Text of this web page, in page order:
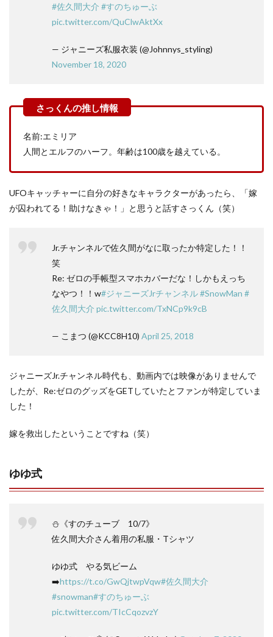
#佐久間大介 #すのちゅーぶ
pic.twitter.com/QuClwAktXx
— ジャニーズ私服衣装 (@Johnnys_styling)
November 18, 2020
名前:エミリア
人間とエルフのハーフ。年齢は100歳を越えている。
UFOキャッチャーに自分の好きなキャラクターがあったら、「嫁
が囚われてる！助けなきゃ！」と思うと話すさっくん（笑）
Jr.チャンネルで佐久間がなに取ったか特定した！！
笑
Re: ゼロの手帳型スマホカバーだな！しかもえっち
なやつ！！w#ジャニーズJrチャンネル#SnowMan #
佐久間大介 pic.twitter.com/TxNCp9k9cB
— こまつ (@KCC8H10) April 25, 2018
ジャニーズJr.チャンネル時代も、動画内では映像がありませんで
したが、Re:ゼロのグッズをGETしていたとファンが特定していま
した！
嫁を救出したということですね（笑）
ゆゆ式
⛄《すのチューブ 10/7》
佐久間大介さん着用の私服・Tシャツ
ゆゆ式 やる気ビーム
➡️https://t.co/GwQjtwpVqw#佐久間大介
#snowman#すのちゅーぶ
pic.twitter.com/TIcCqozvzY